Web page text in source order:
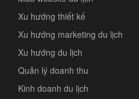
Xu hướng thiết kế
Xu hướng marketing du lịch
Xu hướng du lịch
Quản lý doanh thu
Kinh doanh du lịch